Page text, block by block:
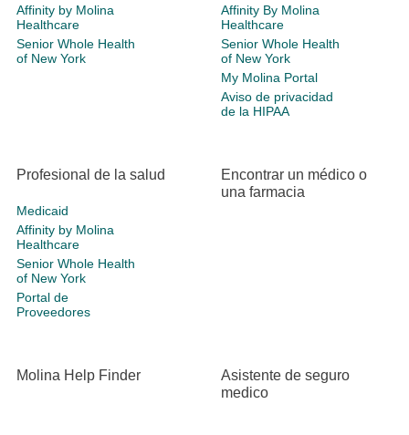
Affinity by Molina
Healthcare
Senior Whole Health
of New York
Affinity By Molina
Healthcare
Senior Whole Health
of New York
My Molina Portal
Aviso de privacidad
de la HIPAA
Profesional de la salud
Medicaid
Affinity by Molina
Healthcare
Senior Whole Health
of New York
Portal de
Proveedores
Encontrar un médico o
una farmacia
Molina Help Finder
Asistente de seguro
medico